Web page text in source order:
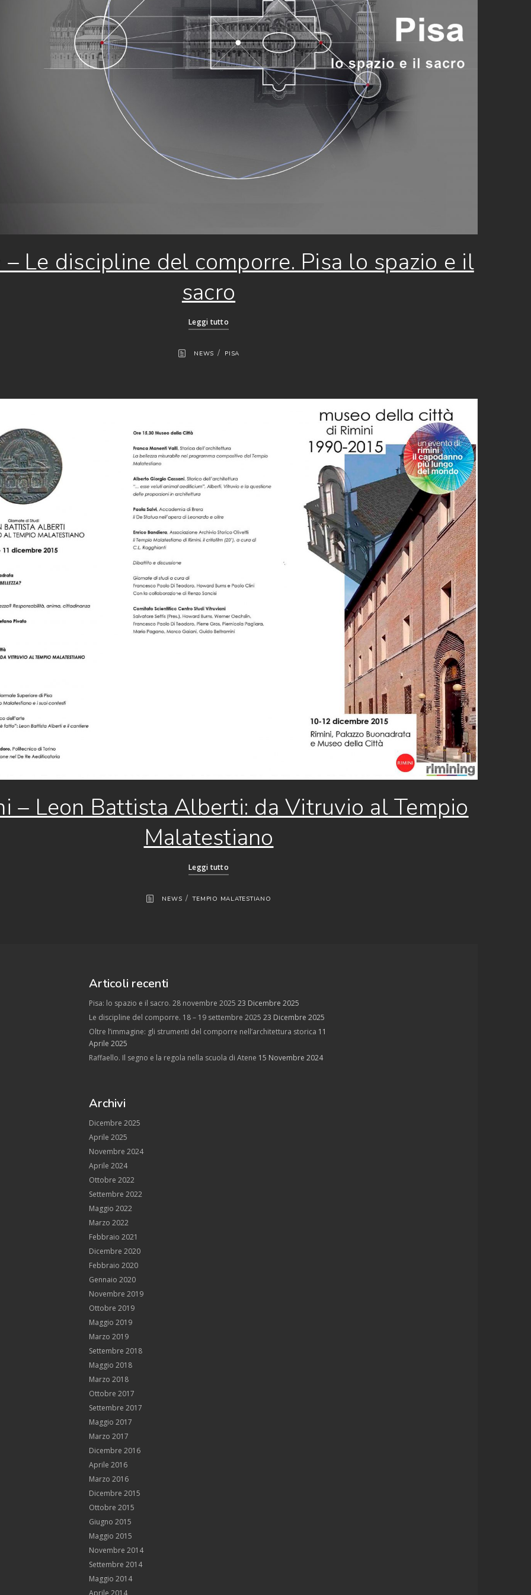
– Le discipline del comporre. Pisa lo spazio e il
sacro
Leggi tutto
NEWS / PISA
– Leon Battista Alberti: da Vitruvio al Tempio
Malatestiano
Leggi tutto
NEWS /TEMPIO MALATESTIANO
Articoli recenti
Pisa: lo spazio e il sacro. 28 novembre 2025 23 Dicembre 2025
Le discipline del comporre. 18 – 19 settembre 2025 23 Dicembre 2025
Oltre l’immagine: gli strumenti del comporre nell’architettura storica 11
Aprile 2025
Raffaello. Il segno e la regola nella scuola di Atene 15 Novembre 2024
Archivi
Dicembre 2025
Aprile 2025
Novembre 2024
Aprile 2024
Ottobre 2022
Settembre 2022
Maggio 2022
Marzo 2022
Febbraio 2021
Dicembre 2020
Febbraio 2020
Gennaio 2020
Novembre 2019
Ottobre 2019
Maggio 2019
Marzo 2019
Settembre 2018
Maggio 2018
Marzo 2018
Ottobre 2017
Settembre 2017
Maggio 2017
Marzo 2017
Dicembre 2016
Aprile 2016
Marzo 2016
Dicembre 2015
Ottobre 2015
Giugno 2015
Maggio 2015
Novembre 2014
Settembre 2014
Maggio 2014